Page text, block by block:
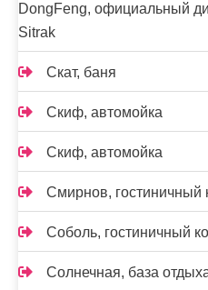
DongFeng, официальный
Sitrak
Скат, баня
Скиф, автомойка
Скиф, автомойка
Смирнов, гостиничный
Соболь, гостиничный
Солнечная, база